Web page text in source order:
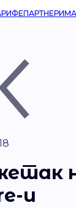
ПАРТНЕРИМА
u